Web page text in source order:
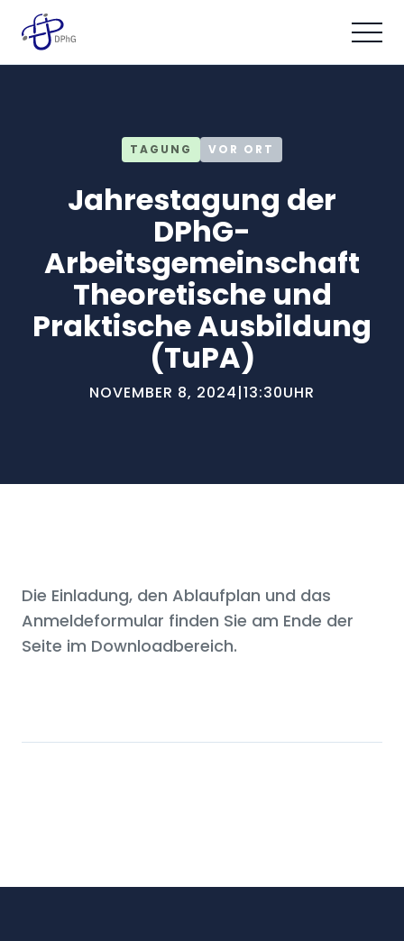
TAGUNG VOR ORT
Jahrestagung der
DPhG-
Arbeitsgemeinschaft
Theoretische und
Praktische Ausbildung
(TuPA)
NOVEMBER 8, 2024|13:30UHR
Die Einladung, den Ablaufplan und das
Anmeldeformular finden Sie am Ende der
Seite im Downloadbereich.